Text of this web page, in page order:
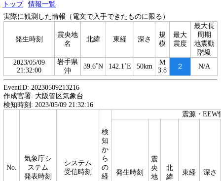
トップ
情報一覧
実際に観測した情報（電文で入手できたものに限る）
発生時刻
震央地
名
北緯 東経 深さ
規
模
最大
震度
最大長
周期
地震動
階級
2023/05/09
21:32:00
岩手県
沖
39.6˚N 142.1˚E 50km
M
3.8
２ N/A
EventID: 20230509213216
作成官署: 大阪管区気象台
検知時刻: 2023/05/09 21:32:16
No.
気象庁シ
ステム
発表時刻
システム
受信時刻
検
知
か
ら
の
経
震源・EEW
発生時刻
震
央
地
北
緯
東経 深さ